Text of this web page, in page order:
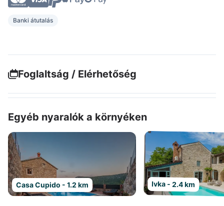
Banki átutalás
Foglaltság / Elérhetőség
Egyéb nyaralók a környéken
Casa Cupido - 1.2 km Ivka - 2.4 km